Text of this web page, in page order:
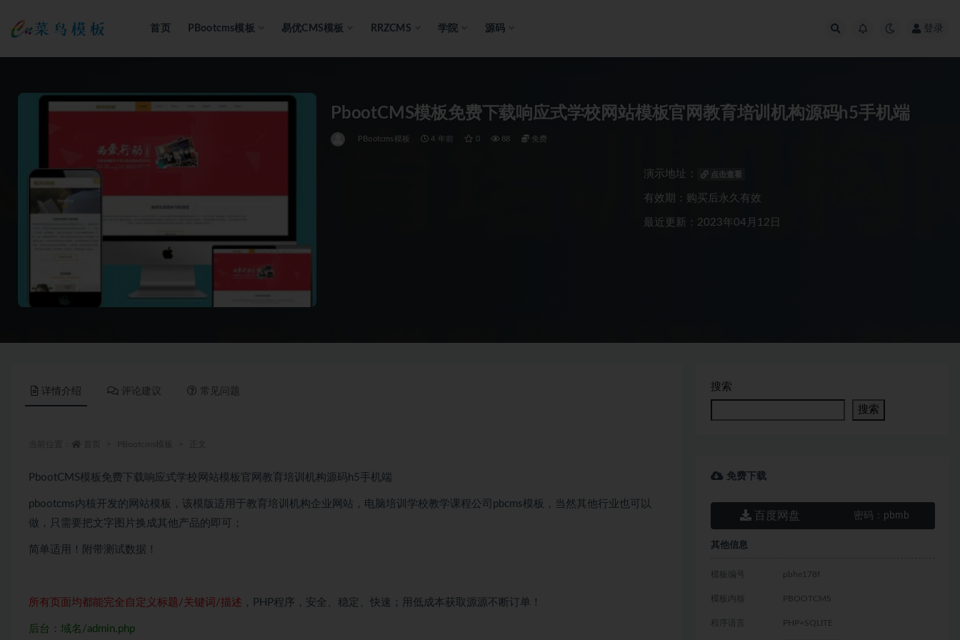
首页 PBootcms模板 易优CMS模板 RRZCMS 学院 源码 登录
PbootCMS模板免费下载响应式学校网站模板官网教育培训机构源码h5手机端
PBootcms模板 4 年前 0 88 免费
演示地址： 点击查看
有效期：购买后永久有效
最近更新：2023年04月12日
详情介绍 评论建议 常见问题
PbootCMS模板免费下载响应式学校网站模板官网教育培训机构源码h5手机端
pbootcms内核开发的网站模板，该模版适用于教育培训机构企业网站，电脑培训学校教学课程公司pbcms模板，当然其他行业也可以
做，只需要把文字图片换成其他产品的即可；
简单适用！附带测试数据！
所有页面均都能完全自定义标题/关键词/描述 ，PHP程序，安全、稳定、快速；用低成本获取源源不断订单！
后台：域名/admin.php
搜索
搜索
免费下载
百度网盘 密码： pbmb
其他信息
模板编号 pbhe178f
模板内核 PBOOTCMS
程序语言 PHP+SQLITE